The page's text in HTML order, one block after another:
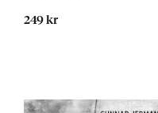
249 kr